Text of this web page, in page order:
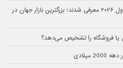
پرفروش‌ترین خودروهای چین در نیمه اول ۲۰۲۶ معرفی شدند؛ بزرگترین بازار جهان در
فروشگاه را تشخیص می‌دهد؟